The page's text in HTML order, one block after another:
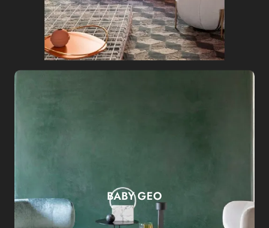
BABY GEO